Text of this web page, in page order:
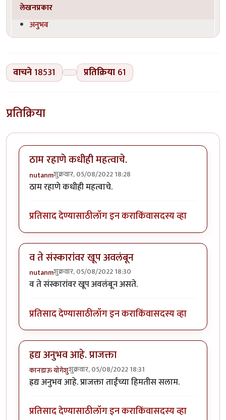
लेखनप्रकार
अनुभव
वाचने18531 प्रतिक्रिया 61
प्रतिक्रिया
ठाम रहाणे कधीही महत्वाचे.
nutanmशुक्रवार, 05/08/2022 18:28
ठाम रहाणे कधीही महत्वाचे.
प्रतिसाद देण्यासाठीलॉग इन कराकिंवासदस्य व्हा
व ते संस्कारांवर खूप अवलंबून
nutanmशुक्रवार, 05/08/2022 18:30
व ते संस्कारांवर खूप अवलंबून असते.
प्रतिसाद देण्यासाठीलॉग इन कराकिंवासदस्य व्हा
ह्रद्य अनुभव आहे. प्राजक्ता
कानडाऊ योगेशुशुक्रवार, 05/08/2022 18:31
ह्रद्य अनुभव आहे. प्राजक्ता ताईंच्या हिमतीस सलाम.
प्रतिसाद देण्यासाठीलॉग इन कराकिंवासदस्य व्हा